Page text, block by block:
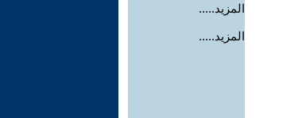
المزيد.....
المزيد.....